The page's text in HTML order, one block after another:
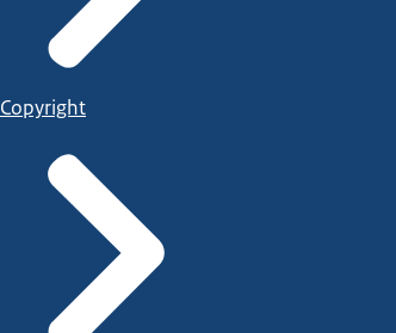
Copyright